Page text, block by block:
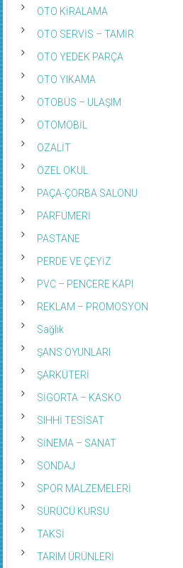
OTO KİRALAMA
OTO SERVİS – TAMİR
OTO YEDEK PARÇA
OTO YIKAMA
OTOBÜS – ULAŞIM
OTOMOBİL
OZALİT
ÖZEL OKUL
PAÇA-ÇORBA SALONU
PARFÜMERİ
PASTANE
PERDE VE ÇEYİZ
PVC – PENCERE KAPI
REKLAM – PROMOSYON
Sağlık
ŞANS OYUNLARI
ŞARKÜTERİ
SİGORTA – KASKO
SIHHİ TESİSAT
SİNEMA – SANAT
SONDAJ
SPOR MALZEMELERİ
SÜRÜCÜ KURSU
TAKSİ
TARIM ÜRÜNLERİ